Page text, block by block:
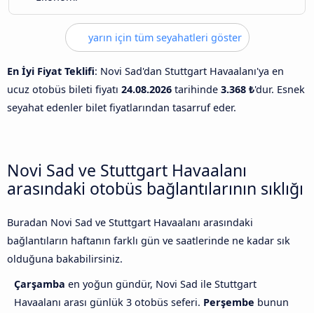
yarın için tüm seyahatleri göster
En İyi Fiyat Teklifi: Novi Sad'dan Stuttgart Havaalanı'ya en
ucuz otobüs bileti fiyatı 24.08.2026 tarihinde 3.368 ₺'dur. Esnek
seyahat edenler bilet fiyatlarından tasarruf eder.
Novi Sad ve Stuttgart Havaalanı
arasındaki otobüs bağlantılarının sıklığı
Buradan Novi Sad ve Stuttgart Havaalanı arasındaki
bağlantıların haftanın farklı gün ve saatlerinde ne kadar sık
olduğuna bakabilirsiniz.
Çarşamba en yoğun gündür, Novi Sad ile Stuttgart
Havaalanı arası günlük 3 otobüs seferi. Perşembe bunun